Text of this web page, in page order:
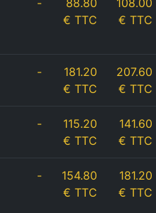
-
88.80
€ TTC
108.00
€ TTC
-
181.20
€ TTC
207.60
€ TTC
-
115.20
€ TTC
141.60
€ TTC
-
154.80
€ TTC
181.20
€ TTC